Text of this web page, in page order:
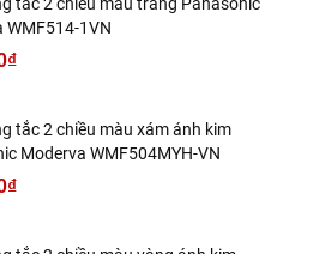
WMF514-1VN
tắc 2 chiều màu xám ánh kim
Moderva WMF504MYH-VN